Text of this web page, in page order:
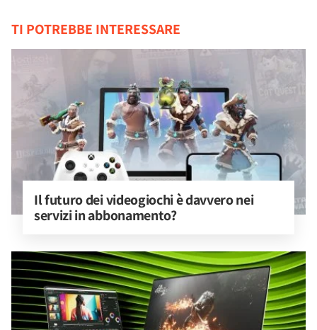
TI POTREBBE INTERESSARE
Il futuro dei videogiochi è davvero nei
servizi in abbonamento?